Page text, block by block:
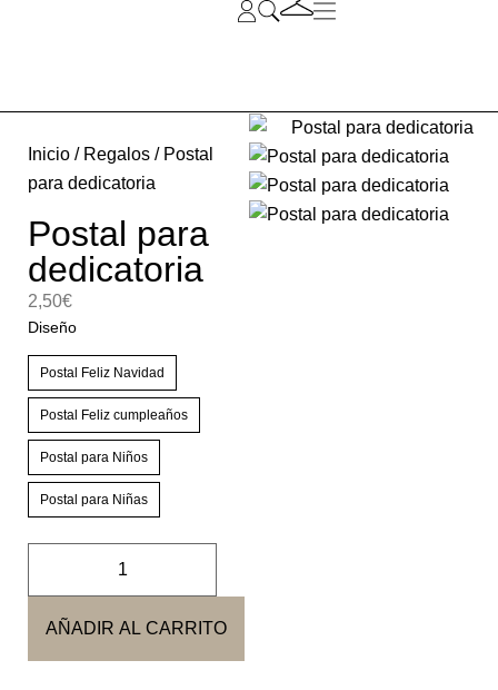
Inicio / Regalos / Postal
para dedicatoria
Postal para
dedicatoria
2,50€
Diseño
Postal Feliz Navidad
Postal Feliz cumpleaños
Postal para Niños
Postal para Niñas
AÑADIR AL CARRITO